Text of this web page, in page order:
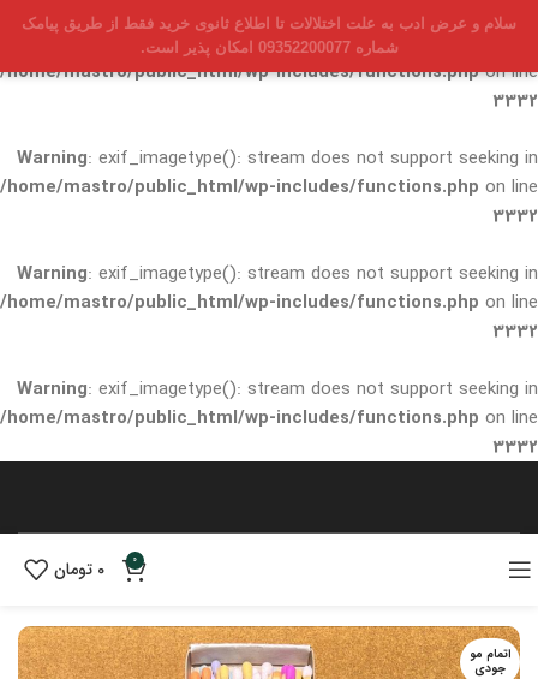
Warning
: exif_imagetype(): stream does not support seeking in
/home/mastro/public_html/wp-includes/functions.phpon line
3332
Warning: exif_imagetype(): stream does not support seeking in
/home/mastro/public_html/wp-includes/functions.php on line
3332
Warning: exif_imagetype(): stream does not support seeking in
/home/mastro/public_html/wp-includes/functions.php on line
3332
Warning: exif_imagetype(): stream does not support seeking in
/home/mastro/public_html/wp-includes/functions.php on line
3332
سلام و عرض ادب به علت اختلالات تا اطلاع ثانوی خرید فقط از طریق پیامک
شماره 09352200077 امکان پذیر است.
0
0 تومان
اتمام مو
جودی